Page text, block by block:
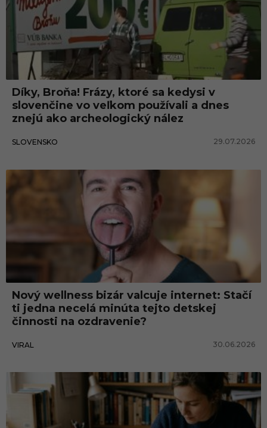
z
k
Díky, Broňa! Frázy, ktoré sa kedysi v
slovenčine vo veľkom používali a dnes
znejú ako archeologický nález
SLOVENSKO 29.07.2026
Nový wellness bizár valcuje internet: Stačí
ti jedna necelá minúta tejto detskej
činnosti na ozdravenie?
VIRAL 30.06.2026